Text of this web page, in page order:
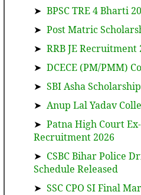
➤ BPSC TRE 4 Bharti
➤ Post Matric
➤ RRB JE
➤ DCECE (PM/PMM)
➤ SBI Asha
➤ Anup Lal Yadav
➤ Patna High Court
Recruitment 2026
➤ CSBC Bihar Police
Schedule Released
➤ SSC CPO SI Final